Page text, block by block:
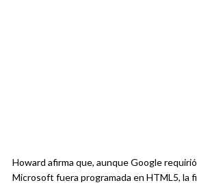
Howard afirma que, aunque Google
Microsoft fuera programada en HTML5, la